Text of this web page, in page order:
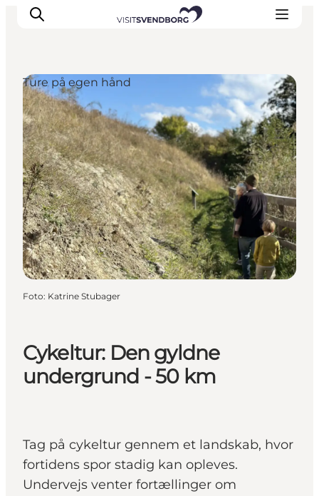
Oplev kultur & natur
Det sker i Svendborg
Spis og drik
handelsbyen Svendborg
Overnatning
Planlæg din tur
Cykeltur: Den gyldne
undergrund - 50 km
Tag på cykeltur gennem et landskab, hvor
fortidens spor stadig kan opleves.
Undervejs venter fortællinger om
Ture på egen hånd
Foto: Katrine Stubager